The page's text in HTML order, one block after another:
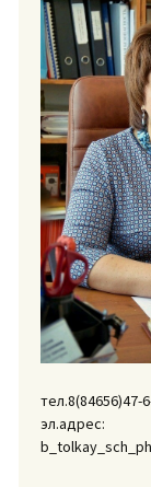
тел.8(84656)47-
эл.адрес: